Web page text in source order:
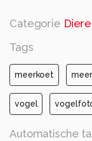
Categorie
Tags
meerkoet
vogel
Automatische